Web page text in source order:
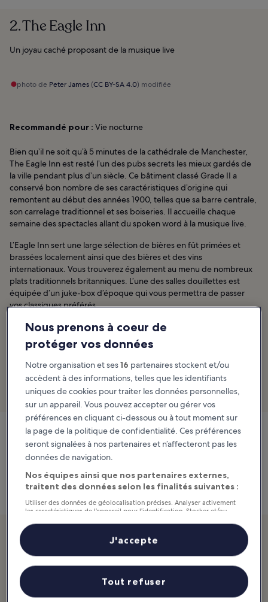
2. The Eagle Inn
Un joyau caché proposant de la musique live
photo de Peter James(CC BY-SA 4.0) modifiée
Recommandé pour : Vie nocturne
Bien qu’il ne soit qu’à 5 minutes de la cathédrale de Manchester,
The Eagle Inn est resté l’un des pubs secrets les mieux gardés de
la ville pendant plus d’un siècle. Ce bâtiment classé Grade II a
conservé bon nombre de ses caractéristiques d’origine qui
remontent au début des années 1900, telles que sa barre centrale,
son carrelage traditionnel et ses boiseries. Il accueille chaque
semaine des spectacles allant du spoken word à la musique live.
L’Eagle Inn sert une large sélection de bières en fût primées et
brassées localement ainsi que des bières et des vins
internationaux. Vous trouverez également au menu de nombreux
plats traditionnels britanniques. L’une des salles douillettes est
équipée d’un juke-box d’époque qui vous permettra de passer
vos classiques préférés.
Emplacement :19 Collier St, Salford M3 7DW, Royaume-Uni
Ouverture :Du lundi au jeudi de 15 h 00 à 23 h 00 ; le vendredi
de 15 h 00 à 01 h 00 ; le samedi de 13 h 00 à 01 h 00 ; le dimanche
de 13 h 00 à 23 h 00
Téléphone :+44 (0)161 819 5002
The Eagle Inn
19 Collier St, Salford M3 7DW, Royaume-Uni
Carte
Découvrez aussi...
10 choses à faire à
Manchester hors
des sentiers battus
Guide pour des
soirées réussies à
Manchester
Nous prenons à coeur de
protéger vos données
Notre organisation et ses16 partenaires stockent et/ou
accèdent à des informations, telles que les identifiants
uniques de cookies pour traiter les données personnelles,
sur un appareil. Vous pouvez accepter ou gérer vos
préférences en cliquant ci-dessous ou à tout moment sur
la page de la politique de confidentialité. Ces préférences
seront signalées à nos partenaires et n’affecteront pas les
données de navigation.
Nos équipes ainsi que nos partenaires externes,
traitent des données selon les finalités suivantes :
Utiliser des données de géolocalisation précises. Analyser activement
les caractéristiques de l’appareil pour l’identification. Stocker et/ou
personnalisés, mesure de performance des publicités et du contenu,
études d’audience et développement de services.
Liste de nos partenaires (fournisseurs)
Tout refuser
J'accepte